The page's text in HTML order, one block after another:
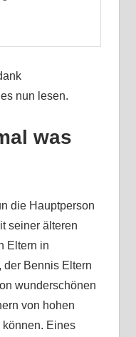
nun lesen.
was
die Hauptperson
seiner älteren
Eltern in
der Bennis Eltern
wunderschönen
von hohen
Eines